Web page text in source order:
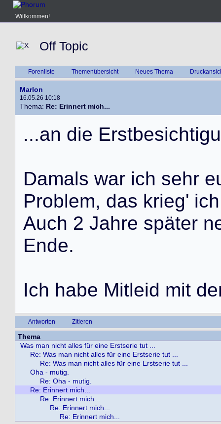
Willkommen!
Off Topic
Forenliste Themenübersicht Neues Thema
Marlon
16.05.26 10:18
Thema: Re: Erinnert mich...
...an die Erstbesichtigu
Damals war ich sehr e
Problem, das krieg' ich
Auch 2 Jahre später n
Ende.
Ich habe Mitleid mit de
Antworten Zitieren
Thema
Was man nicht alles für eine Erstserie tut ...
Re: Was man nicht alles für eine Erstserie tut ...
Re: Was man nicht alles für eine Erstserie tut ...
Oha - mutig.
Re: Oha - mutig.
Re: Erinnert mich...
Re: Erinnert mich...
Re: Erinnert mich...
Re: Erinnert mich...